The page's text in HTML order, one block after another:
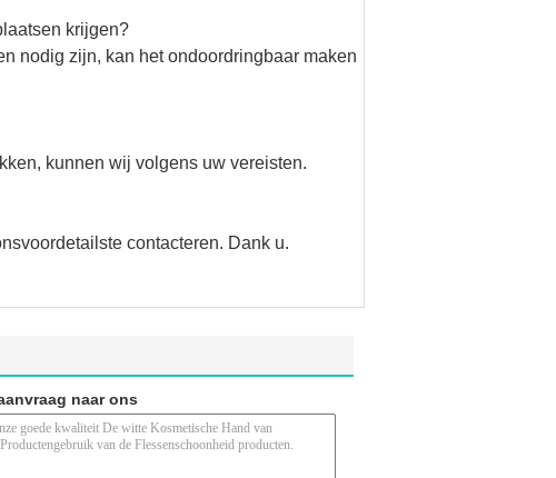
krijgen?
nodig zijn, kan het ondoordringbaar maken
kunnen wij volgens uw vereisten.
contacteren. Dank u.
naar ons